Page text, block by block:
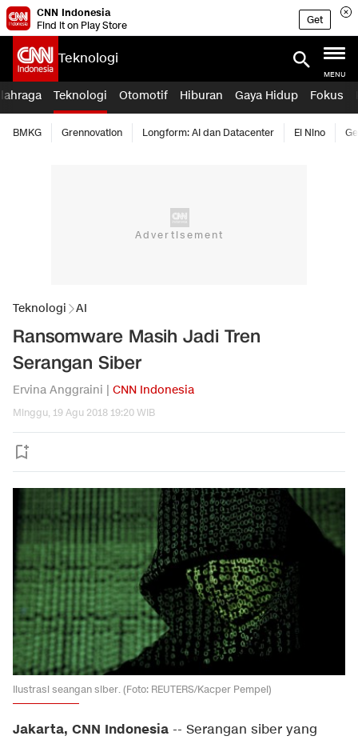
CNN Indonesia
Find it on Play Store
Get
Teknologi
MENU
Teknologi Otomotif Hiburan Gaya Hidup Fokus
BMKG Grennovation Longform: AI dan Datacenter El Nino
Teknologi AI
Ransomware Masih Jadi Tren
Serangan Siber
Ervina Anggraini | CNN Indonesia
Minggu, 19 Agu 2018 19:20 WIB
Ilustrasi seangan siber. (Foto: REUTERS/Kacper Pempel)
Jakarta, CNN Indonesia -- Serangan siber yang